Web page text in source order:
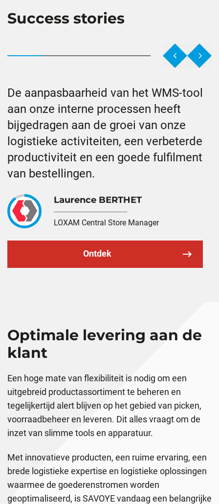
Success stories
De aanpasbaarheid van het WMS-tool
aan onze interne processen heeft
bijgedragen aan de groei van onze
logistieke activiteiten, een verbeterde
productiviteit en een goede fulfilment
van bestellingen.
Laurence BERTHET
LOXAM Central Store Manager
Ontdek
Optimale levering aan de
klant
Een hoge mate van flexibiliteit is nodig om een
uitgebreid productassortiment te beheren en
tegelijkertijd alert blijven op het gebied van picken,
voorraadbeheer en leveren. Dit alles vraagt om de
inzet van slimme tools en apparatuur.
Met innovatieve producten, een ruime ervaring, een
brede logistieke expertise en logistieke oplossingen
waarmee de goederenstromen worden
geoptimaliseerd, is SAVOYE vandaag een belangrijke